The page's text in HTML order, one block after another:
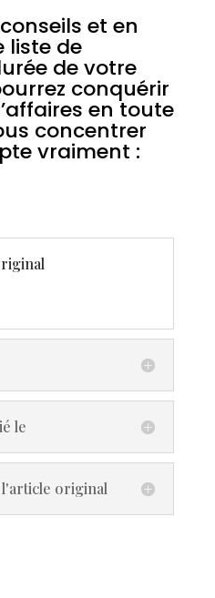
et en
liste de
de votre
conquérir
en toute
concentrer
vraiment :
le
original